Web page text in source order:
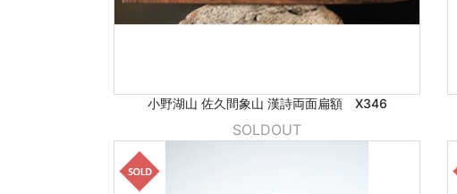
小野湖山 佐久間象山 漢詩両面扁額 X346
SOLDOUT